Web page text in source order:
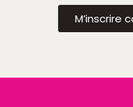
M’inscrire